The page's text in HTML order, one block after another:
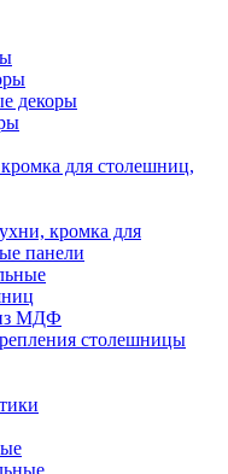
декоры
для столешниц,
кромка для
панели
МДФ
столешницы